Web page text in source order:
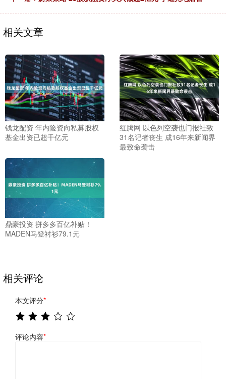
相关文章
钱龙配资 年内险资向私募股权
基金出资已超千亿元
红腾网 以色列空袭也门报社致
31名记者丧生 成16年来新闻界
最致命袭击
鼎豪投资 拼多多百亿补贴！
MADEN马登衬衫79.1元
相关评论
本文评分*
评论内容*